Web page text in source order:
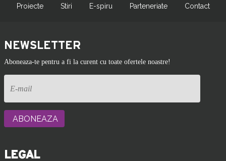
Proiecte Stiri E-spiru Parteneriate Contact
NEWSLETTER
Aboneaza-te pentru a fi la curent cu toate ofertele noastre!
LEGAL